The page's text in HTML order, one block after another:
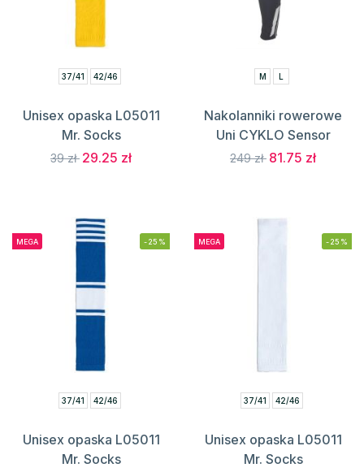
37/41 42/46
Unisex opaska L05011
Mr. Socks
39 zł 29.25 zł
M L
Nakolanniki rowerowe
Uni CYKLO Sensor
249 zł 81.75 zł
MEGA -25%
37/41 42/46
Unisex opaska L05011
Mr. Socks
MEGA -25%
37/41 42/46
Unisex opaska L05011
Mr. Socks